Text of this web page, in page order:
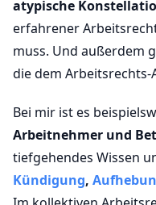
atypische
erfahrener
muss. Und außerdem
die dem
Bei mir ist es
Arbeitnehmer und
tiefgehendes Wissen
Kündigung,